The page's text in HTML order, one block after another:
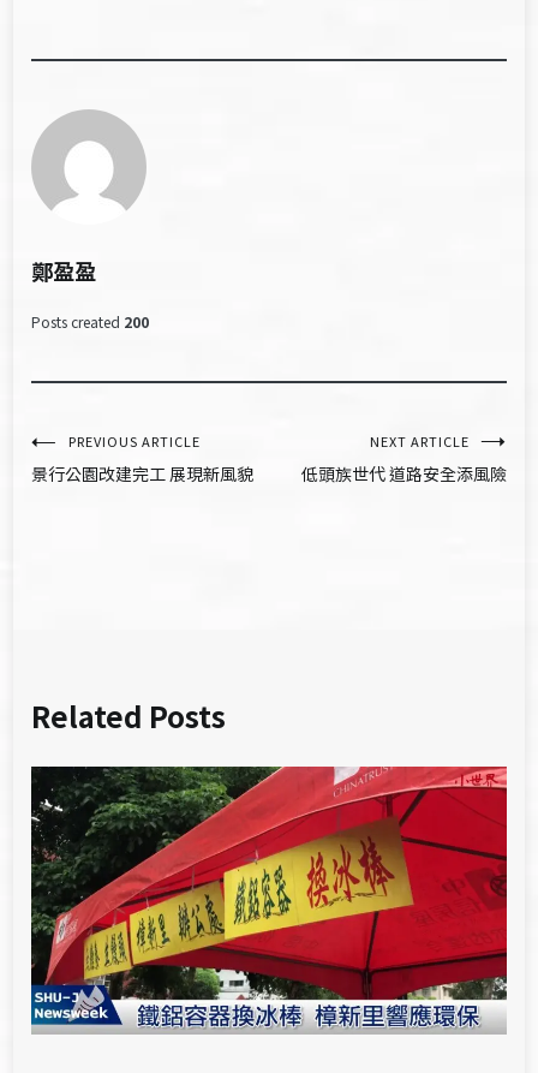
鄭盈盈
Posts created 200
文
章
PREVIOUS ARTICLE
景行公園改建完工 展現新風貌
NEXT ARTICLE
低頭族世代 道路安全添風險
Related Posts